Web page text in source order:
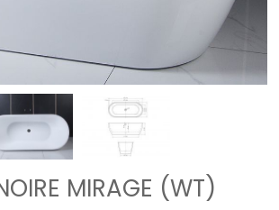
MIRAGE (WT)